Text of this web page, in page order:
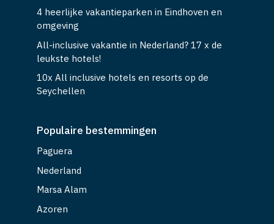
4 heerlijke vakantieparken in Eindhoven en
omgeving
All-inclusive vakantie in Nederland? 17 x de
leukste hotels!
10x All inclusive hotels en resorts op de
Seychellen
Populaire bestemmingen
Paguera
Nederland
Marsa Alam
Azoren